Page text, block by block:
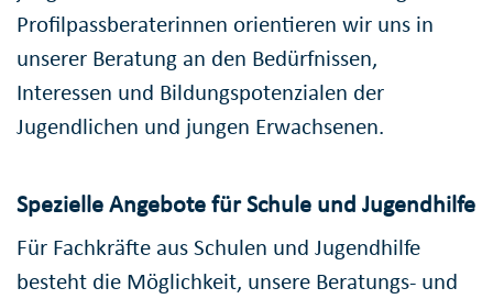
Profilpassberaterinnen orientieren wir uns in
unserer Beratung an den Bedürfnissen,
Interessen und Bildungspotenzialen der
Jugendlichen und jungen Erwachsenen.
Spezielle Angebote für Schule und Jugendhilfe
Für Fachkräfte aus Schulen und Jugendhilfe
besteht die Möglichkeit, unsere Beratungs- und